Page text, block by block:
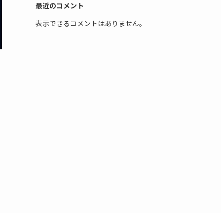
最近のコメント
表示できるコメントはありません。